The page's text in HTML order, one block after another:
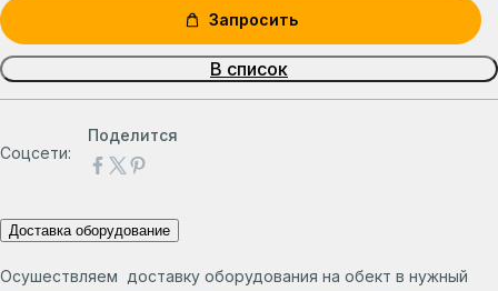
Запросить
В список
Соцсети:
Поделится
Доставка оборудование
Осушествляем доставку оборудования на обект в нужный